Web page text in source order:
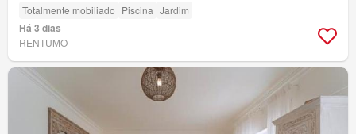
Totalmente mobiliado Piscina Jardim
Há 3 dias
RENTUMO